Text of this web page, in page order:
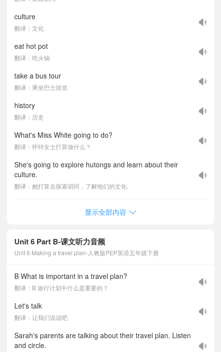
culture
翻译：文化
eat hot pot
翻译：吃火锅
take a bus tour
翻译：乘坐巴士游览
history
翻译：历史
What's Miss White going to do?
翻译：怀特女士打算做什么？
She's going to explore hutongs and learn about their
culture.
翻译：她打算去探索胡同，了解他们的文化.
显示全部内容
Unit 6 Part B-课文听力音频
Unit 6 Making a travel plan-人教版PEP英语五年级下册
B What is important in a travel plan?
翻译：B 旅行计划中什么是重要的？
Let's talk
翻译：让我们说说吧
Sarah's parents are talking about their travel plan. Listen
and circle.